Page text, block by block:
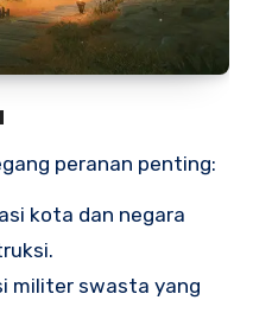
peranan penting:
kota dan negara
militer swasta yang